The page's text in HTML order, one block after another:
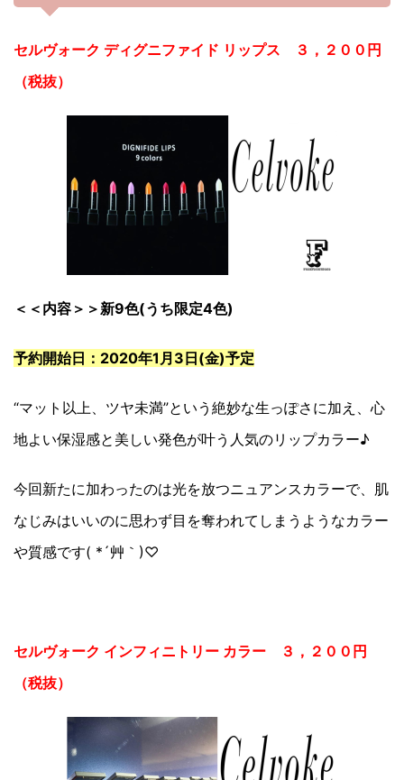
セルヴォーク ディグニファイド リップス ３，２００円
（税抜）
＜＜内容＞＞新9色(うち限定4色)
予約開始日：2020年1月3日(金)予定
“マット以上、ツヤ未満”という絶妙な生っぽさに加え、心
地よい保湿感と美しい発色が叶う人気のリップカラー♪
今回新たに加わったのは光を放つニュアンスカラーで、肌
なじみはいいのに思わず目を奪われてしまうようなカラー
や質感です( *´艸｀)♡
セルヴォーク インフィニトリー カラー ３，２００円
（税抜）